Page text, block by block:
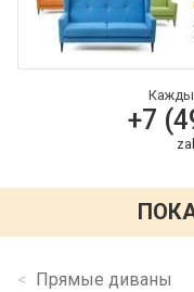
+7
Прямые диваны